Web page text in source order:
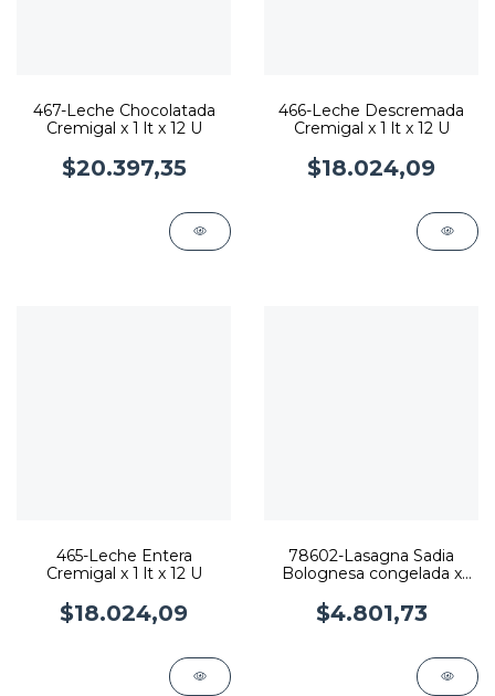
467-Leche Chocolatada
Cremigal x 1 lt x 12 U
$20.397,35
466-Leche Descremada
Cremigal x 1 lt x 12 U
$18.024,09
465-Leche Entera
Cremigal x 1 lt x 12 U
$18.024,09
78602-Lasagna Sadia
Bolognesa congelada x
$4.801,73